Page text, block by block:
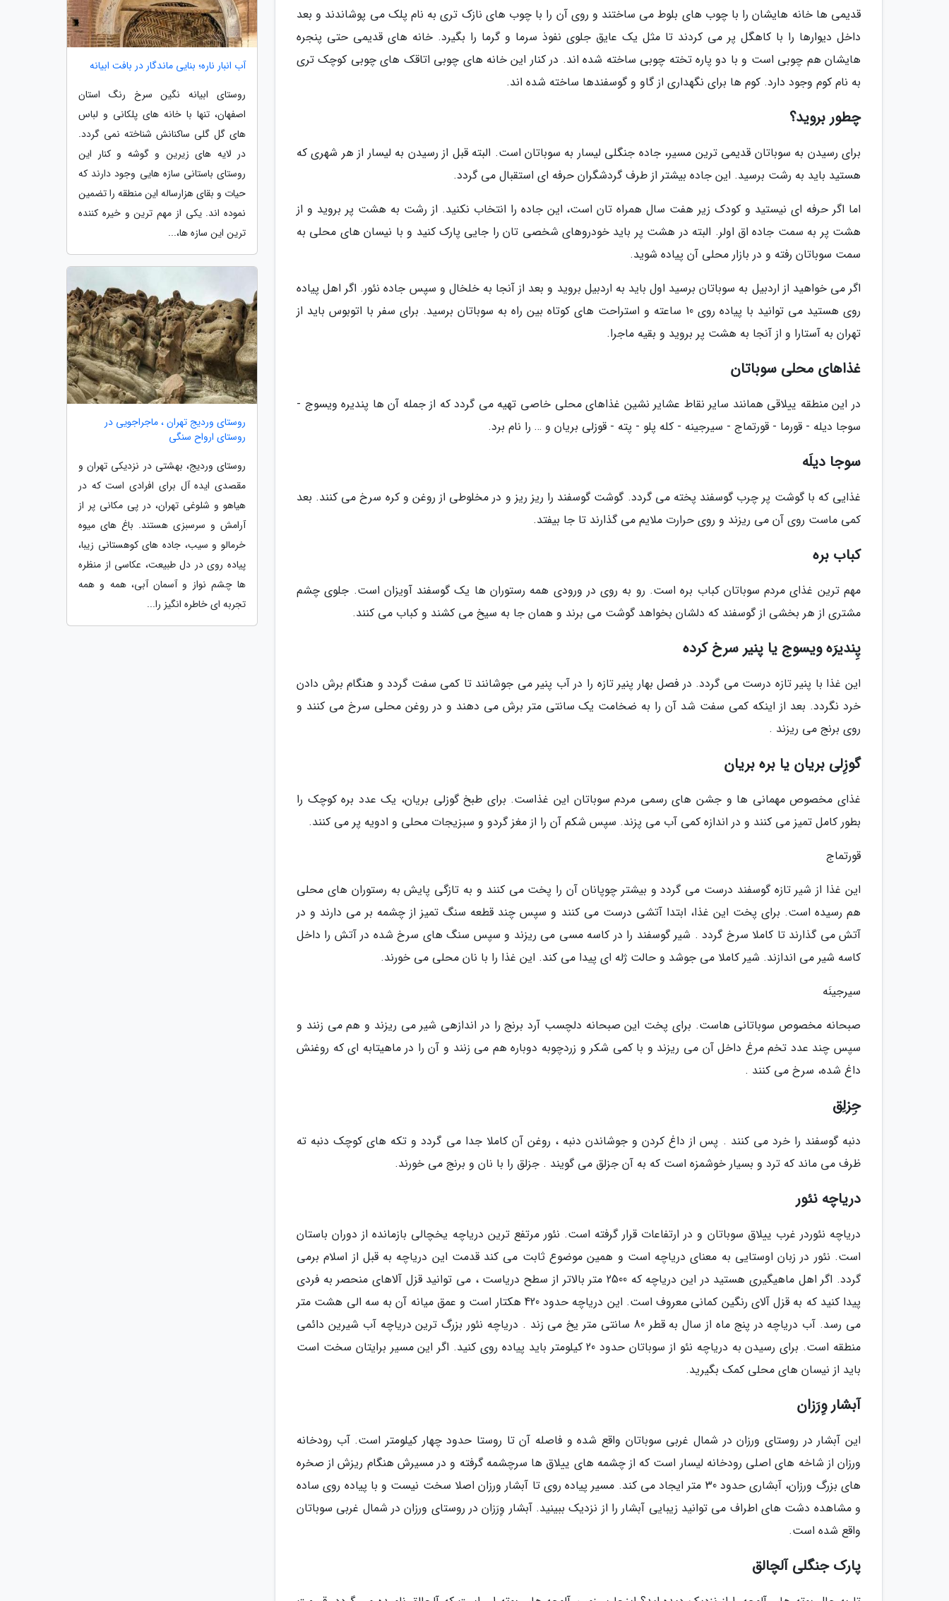
قدیمی ها خانه هایشان را با چوب های بلوط می ساختند و روی آن را با چوب های نازک تری به نام پلک می پوشاندند و بعد
داخل دیوارها را با کاهگل پر می کردند تا مثل یک عایق جلوی نفوذ سرما و گرما را بگیرد. خانه های قدیمی حتی پنجره
هایشان هم چوبی است و با دو پاره تخته چوبی ساخته شده اند. در کنار این خانه های چوبی اتاقک های چوبی کوچک تری
به نام کوم وجود دارد. کوم ها برای نگهداری از گاو و گوسفندها ساخته شده اند.
چطور بروید؟
برای رسیدن به سوباتان قدیمی ترین مسیر، جاده جنگلی لیسار به سوباتان است. البته قبل از رسیدن به لیسار از هر شهری که
هستید باید به رشت برسید. این جاده بیشتر از طرف گردشگران حرفه ای استقبال می گردد.
اما اگر حرفه ای نیستید و کودک زیر هفت سال همراه تان است، این جاده را انتخاب نکنید. از رشت به هشت پر بروید و از
هشت پر به سمت جاده اق اولر. البته در هشت پر باید خودروهای شخصی تان را جایی پارک کنید و با نیسان های محلی به
سمت سوباتان رفته و در بازار محلی آن پیاده شوید.
اگر می خواهید از اردبیل به سوباتان برسید اول باید به اردبیل بروید و بعد از آنجا به خلخال و سپس جاده نئور. اگر اهل پیاده
روی هستید می توانید با پیاده روی 10 ساعته و استراحت های کوتاه بین راه به سوباتان برسید. برای سفر با اتوبوس باید از
تهران به آستارا و از آنجا به هشت پر بروید و بقیه ماجرا.
غذاهای محلی سوباتان
در این منطقه ییلاقی همانند سایر نقاط عشایر نشین غذاهای محلی خاصی تهیه می گردد که از جمله آن ها پندیره ویسوج -
سوجا دیله - قورما - قورتماج - سیرجینه - کله پلو - پته - قوزلی بریان و … را نام برد.
سوجا دیلَه
غذایی که با گوشت پر چرب گوسفند پخته می گردد. گوشت گوسفند را ریز ریز و در مخلوطی از روغن و کره سرخ می کنند. بعد
کمی ماست روی آن می ریزند و روی حرارت ملایم می گذارند تا جا بیفتد.
کباب بره
مهم ترین غذای مردم سوباتان کباب بره است. رو به روی در ورودی همه رستوران ها یک گوسفند آویزان است. جلوی چشم
مشتری از هر بخشی از گوسفند که دلشان بخواهد گوشت می برند و همان جا به سیخ می کشند و کباب می کنند.
پِندیرَه ویسوج یا پنیر سرخ کرده
این غذا با پنیر تازه درست می گردد. در فصل بهار پنیر تازه را در آب پنیر می جوشانند تا کمی سفت گردد و هنگام برش دادن
خرد نگردد. بعد از اینکه کمی سفت شد آن را به ضخامت یک سانتی متر برش می دهند و در روغن محلی سرخ می کنند و
روی برنج می ریزند .
گوزِلی بریان یا بره بریان
غذای مخصوص مهمانی ها و جشن های رسمی مردم سوباتان این غذاست. برای طبخ گوزلی بریان، یک عدد بره کوچک را
بطور کامل تمیز می کنند و در اندازه کمی آب می پزند. سپس شکم آن را از مغز گردو و سبزیجات محلی و ادویه پر می کنند.
قورتماج
این غذا از شیر تازه گوسفند درست می گردد و بیشتر چوپانان آن را پخت می کنند و به تازگی پایش به رستوران های محلی
هم رسیده است. برای پخت این غذا، ابتدا آتشی درست می کنند و سپس چند قطعه سنگ تمیز از چشمه بر می دارند و در
آتش می گذارند تا کاملا سرخ گردد . شیر گوسفند را در کاسه مسی می ریزند و سپس سنگ های سرخ شده در آتش را داخل
کاسه شیر می اندازند. شیر کاملا می جوشد و حالت ژله ای پیدا می کند. این غذا را با نان محلی می خورند.
سیرجینَه
صبحانه مخصوص سوباتانی هاست. برای پخت این صبحانه دلچسب آرد برنج را در اندازهی شیر می ریزند و هم می زنند و
سپس چند عدد تخم مرغ داخل آن می ریزند و با کمی شکر و زردچوبه دوباره هم می زنند و آن را در ماهیتابه ای که روغنش
داغ شده، سرخ می کنند .
جِزلِق
دنبه گوسفند را خرد می کنند . پس از داغ کردن و جوشاندن دنبه ، روغن آن کاملا جدا می گردد و تکه های کوچک دنبه ته
ظرف می ماند که ترد و بسیار خوشمزه است که به آن جزلق می گویند . جزلق را با نان و برنج می خورند.
دریاچه نئور
دریاچه نئوردر غرب ییلاق سوباتان و در ارتفاعات قرار گرفته است. نئور مرتفع ترین دریاچه یخچالی بازمانده از دوران باستان
است. نئور در زبان اوستایی به معنای دریاچه است و همین موضوع ثابت می کند قدمت این دریاچه به قبل از اسلام برمی
گردد. اگر اهل ماهیگیری هستید در این دریاچه که 2500 متر بالاتر از سطح دریاست ، می توانید قزل آلاهای منحصر به فردی
پیدا کنید که به قزل آلای رنگین کمانی معروف است. این دریاچه حدود 420 هکتار است و عمق میانه آن به سه الی هشت متر
می رسد. آب دریاچه در پنج ماه از سال به قطر 80 سانتی متر یخ می زند . دریاچه نئور بزرگ ترین دریاچه آب شیرین دائمی
منطقه است. برای رسیدن به دریاچه نئو از سوباتان حدود 20 کیلومتر باید پیاده روی کنید. اگر این مسیر برایتان سخت است
باید از نیسان های محلی کمک بگیرید.
آبشار وِرَزان
این آبشار در روستای ورزان در شمال غربی سوباتان واقع شده و فاصله آن تا روستا حدود چهار کیلومتر است. آب رودخانه
ورزان از شاخه های اصلی رودخانه لیسار است که از چشمه های ییلاق ها سرچشمه گرفته و در مسیرش هنگام ریزش از صخره
های بزرگ ورزان، آبشاری حدود 30 متر ایجاد می کند. مسیر پیاده روی تا آبشار ورزان اصلا سخت نیست و با پیاده روی ساده
و مشاهده دشت های اطراف می توانید زیبایی آبشار را از نزدیک ببینید. آبشار وِرَزان در روستای ورزان در شمال غربی سوباتان
واقع شده است.
پارک جنگلی آلچالق
آب انبار ناره؛ بنایی ماندگار در بافت ابیانه
روستای ابیانه نگین سرخ رنگ استان
اصفهان، تنها با خانه های پلکانی و لباس
های گل گلی ساکنانش شناخته نمی گردد.
در لایه های زیرین و گوشه و کنار این
روستای باستانی سازه هایی وجود دارند که
حیات و بقای هزارساله این منطقه را تضمین
نموده اند. یکی از مهم ترین و خیره کننده
ترین این سازه ها،...
روستای وردیج تهران ، ماجراجویی در
روستای ارواح سنگی
روستای وردیج، بهشتی در نزدیکی تهران و
مقصدی ایده آل برای افرادی است که در
هیاهو و شلوغی تهران، در پی مکانی پر از
آرامش و سرسبزی هستند. باغ های میوه
خرمالو و سیب، جاده های کوهستانی زیبا،
پیاده روی در دل طبیعت، عکاسی از منظره
ها چشم نواز و آسمان آبی، همه و همه
تجربه ای خاطره انگیز را...